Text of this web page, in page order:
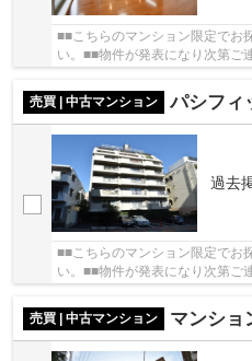
■■こちらのマンション限定でお
い。■■物件が発表になり次第ご
売買 | 中古マンション パシフィ
過去
■■こちらのマンション限定でお
い。■■物件が発表になり次第ご
売買 | 中古マンション マンショ